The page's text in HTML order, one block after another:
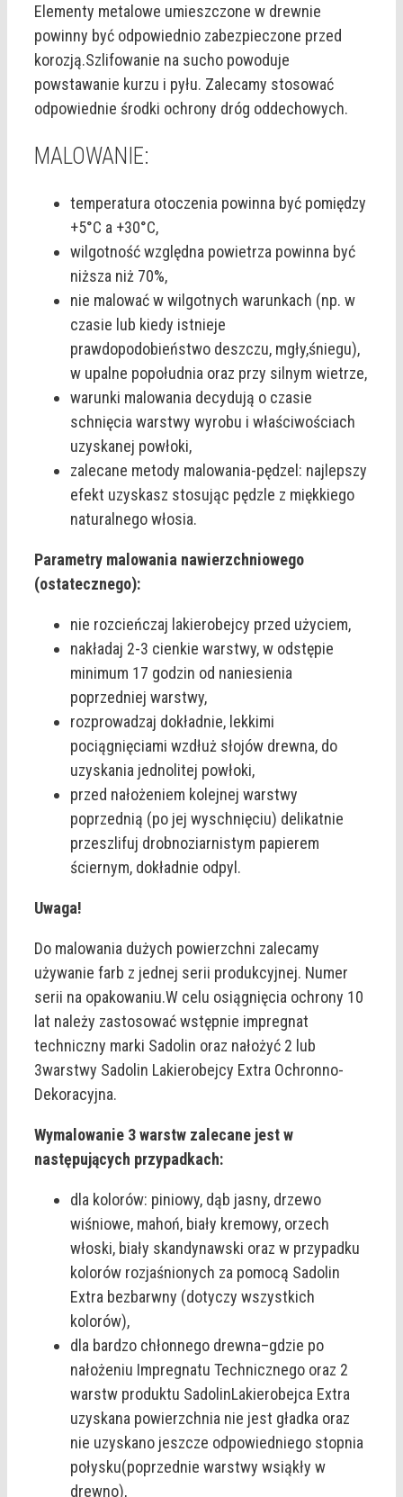
Elementy metalowe umieszczone w drewnie
powinny być odpowiednio zabezpieczone przed
korozją.Szlifowanie na sucho powoduje
powstawanie kurzu i pyłu. Zalecamy stosować
odpowiednie środki ochrony dróg oddechowych.
MALOWANIE:
temperatura otoczenia powinna być pomiędzy
+5°C a +30°C,
wilgotność względna powietrza powinna być
niższa niż 70%,
nie malować w wilgotnych warunkach (np. w
czasie lub kiedy istnieje
prawdopodobieństwo deszczu, mgły,śniegu),
w upalne popołudnia oraz przy silnym wietrze,
warunki malowania decydują o czasie
schnięcia warstwy wyrobu i właściwościach
uzyskanej powłoki,
zalecane metody malowania-pędzel: najlepszy
efekt uzyskasz stosując pędzle z miękkiego
naturalnego włosia.
Parametry malowania nawierzchniowego
(ostatecznego):
nie rozcieńczaj lakierobejcy przed użyciem,
nakładaj 2-3 cienkie warstwy, w odstępie
minimum 17 godzin od naniesienia
poprzedniej warstwy,
rozprowadzaj dokładnie, lekkimi
pociągnięciami wzdłuż słojów drewna, do
uzyskania jednolitej powłoki,
przed nałożeniem kolejnej warstwy
poprzednią (po jej wyschnięciu) delikatnie
przeszlifuj drobnoziarnistym papierem
ściernym, dokładnie odpyl.
Uwaga!
Do malowania dużych powierzchni zalecamy
używanie farb z jednej serii produkcyjnej. Numer
serii na opakowaniu.W celu osiągnięcia ochrony 10
lat należy zastosować wstępnie impregnat
techniczny marki Sadolin oraz nałożyć 2 lub
3warstwy Sadolin Lakierobejcy Extra Ochronno-
Dekoracyjna.
Wymalowanie 3 warstw zalecane jest w
następujących przypadkach:
dla kolorów: piniowy, dąb jasny, drzewo
wiśniowe, mahoń, biały kremowy, orzech
włoski, biały skandynawski oraz w przypadku
kolorów rozjaśnionych za pomocą Sadolin
Extra bezbarwny (dotyczy wszystkich
kolorów),
dla bardzo chłonnego drewna–gdzie po
nałożeniu Impregnatu Technicznego oraz 2
warstw produktu SadolinLakierobejca Extra
uzyskana powierzchnia nie jest gładka oraz
nie uzyskano jeszcze odpowiedniego stopnia
połysku(poprzednie warstwy wsiąkły w
drewno),